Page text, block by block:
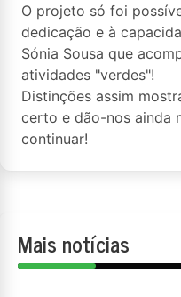
O projeto só foi
dedicação e à
Sónia Sousa que
atividades "verdes"!
Distinções assim
certo e dão-nos ainda
continuar!
Mais notícias